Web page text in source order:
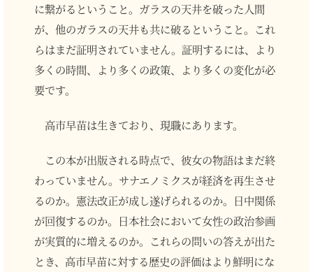
に繋がるということ。ガラスの天井を破った人間
が、他のガラスの天井も共に破るということ。これ
らはまだ証明されていません。証明するには、より
多くの時間、より多くの政策、より多くの変化が必
要です。
高市早苗は生きており、現職にあります。
この本が出版される時点で、彼女の物語はまだ終
わっていません。サナエノミクスが経済を再生させ
るのか。憲法改正が成し遂げられるのか。日中関係
が回復するのか。日本社会において女性の政治参画
が実質的に増えるのか。これらの問いの答えが出た
とき、高市早苗に対する歴史の評価はより鮮明にな